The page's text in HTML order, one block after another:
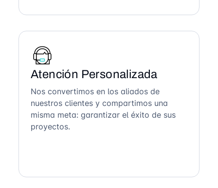
Atención Personalizada
Nos convertimos en los aliados de
nuestros clientes y compartimos una
misma meta: garantizar el éxito de sus
proyectos.